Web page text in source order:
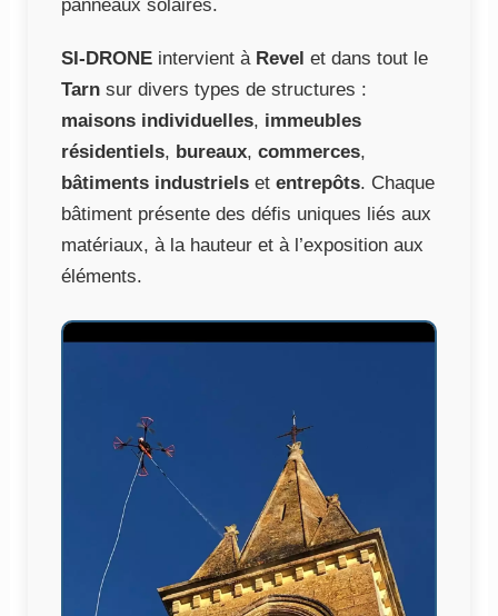
panneaux solaires.
SI-DRONEintervient à Revel et dans tout le
Tarnsur divers types de structures :
maisons individuelles, immeubles
résidentiels, bureaux, commerces,
bâtiments industrielset entrepôts. Chaque
bâtiment présente des défis uniques liés aux
matériaux, à la hauteur et à l’exposition aux
éléments.